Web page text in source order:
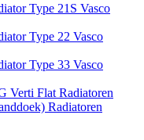
Type 21S Vasco
Type 22 Vasco
Type 33 Vasco
Verti Flat Radiatoren
Radiatoren